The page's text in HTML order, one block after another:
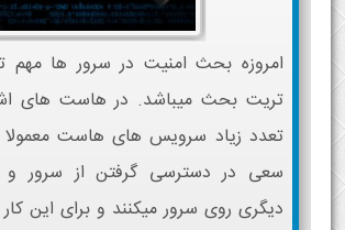
امروزه بحث امنیت در سرور ها مهم
تریت بحث میباشد. در هاست های
تعدد زیاد سرویس های هاست معمولا
سعی در دسترسی گرفتن از سرور
دیگری روی سرور میکنند و برای این